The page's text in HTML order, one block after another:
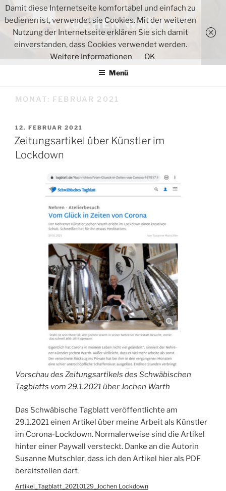
Zum
Inhalt
springen
JOCHEN WARTH
Stahlbildhauer und Blues Harper
Menü
MONAT: FEBRUAR 2021
VERÖFFENTLICHT
AM
12. FEBRUAR 2021
Zeitungsartikel über Künstler im
Lockdown
Vorschau des Zeitungsartikels des Schwäbischen
Tagblatts vom 29.1.2021 über Jochen Warth
Das Schwäbische Tagblatt veröffentlichte am
29.1.2021 einen Artikel über meine Arbeit als Künstler
im Corona-Lockdown. Normalerweise sind die Artikel
hinter einer Paywall versteckt. Danke an die Autorin
Susanne Mutschler, dass ich den Artikel hier als PDF
bereitstellen darf.
Artikel_Tagblatt_20210129_Jochen Lockdown
Damit diese Internetseite komfortabel und einfach zu
bedienen ist, verwendet sie Cookies. Mit der weiteren
Nutzung der Internetseite erklären Sie sich damit
einverstanden, dass Cookies verwendet werden.
Weitere Informationen
OK